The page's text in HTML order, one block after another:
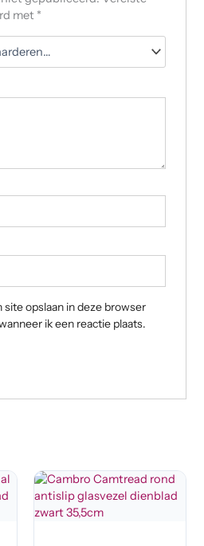
met *
site opslaan in deze browser
ik een reactie plaats.